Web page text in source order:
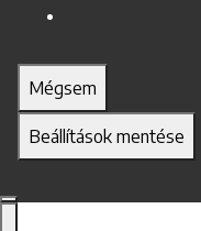
Mégsem
Beállítások mentése